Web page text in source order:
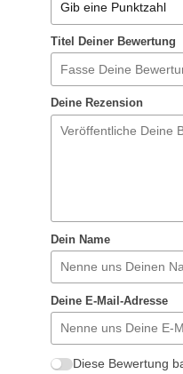
Titel Deiner Bewertung
Deine Rezension
Dein Name
Deine E-Mail-Adresse
Diese Bewertung